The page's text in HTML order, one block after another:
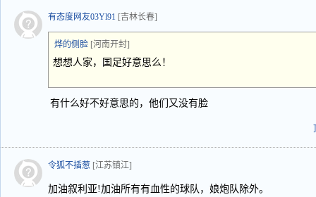
有态度网友03Yl91 [吉林长春]
烨的侧脸 [河南开封]
想想人家，国足好意思么！
有什么好不好意思的，他们又没有脸
令狐不插葱 [江苏镇江]
加油叙利亚!加油所有有血性的球队，娘炮队除外。